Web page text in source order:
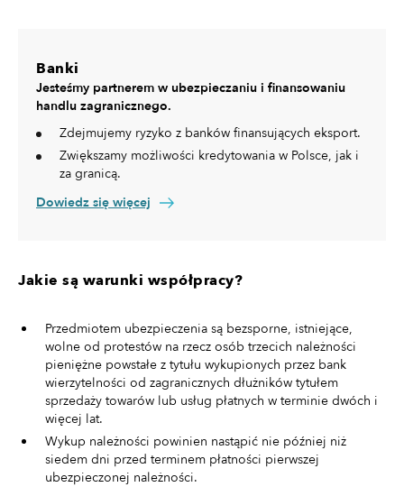
Banki
Jesteśmy partnerem w ubezpieczaniu i finansowaniu
handlu zagranicznego.
Zdejmujemy ryzyko z banków finansujących eksport.
Zwiększamy możliwości kredytowania w Polsce, jak i
za granicą.
Dowiedz się więcej
Jakie są warunki współpracy?
Przedmiotem ubezpieczenia są bezsporne, istniejące,
wolne od protestów na rzecz osób trzecich należności
pieniężne powstałe z tytułu wykupionych przez bank
wierzytelności od zagranicznych dłużników tytułem
sprzedaży towarów lub usług płatnych w terminie dwóch i
więcej lat.
Wykup należności powinien nastąpić nie później niż
siedem dni przed terminem płatności pierwszej
ubezpieczonej należności.